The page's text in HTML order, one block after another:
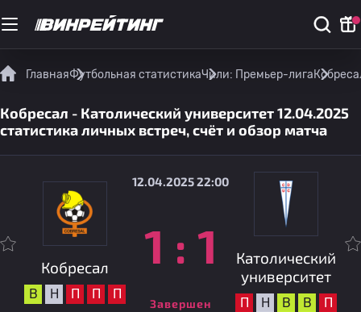
ГлавнаяФутбольная статистикаЧили: Премьер-лига
Кобресал - Католический университет 12.04.2025
статистика личных встреч, счёт и обзор матча
Кобресал
В Н П П П
12.04.2025 22:00
1 : 1
Завершен
Католический
университет
П Н В В П